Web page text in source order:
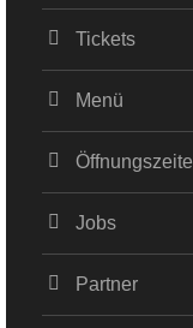
Tickets
Menü
Jobs
Partner